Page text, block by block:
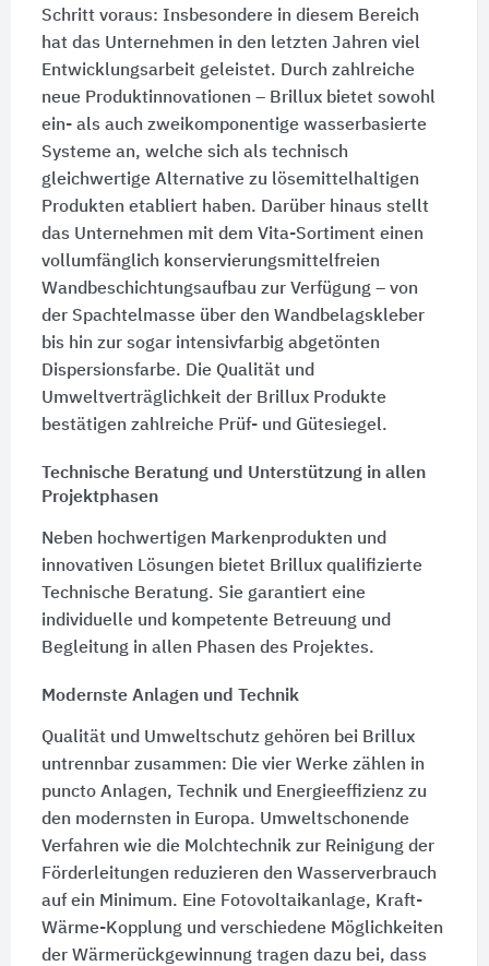
Schritt voraus: Insbesondere in diesem Bereich
hat das Unternehmen in den letzten Jahren viel
Entwicklungsarbeit geleistet. Durch zahlreiche
neue Produktinnovationen – Brillux bietet sowohl
ein- als auch zweikomponentige wasserbasierte
Systeme an, welche sich als technisch
gleichwertige Alternative zu lösemittelhaltigen
Produkten etabliert haben. Darüber hinaus stellt
das Unternehmen mit dem Vita-Sortiment einen
vollumfänglich konservierungsmittelfreien
Wandbeschichtungsaufbau zur Verfügung – von
der Spachtelmasse über den Wandbelagskleber
bis hin zur sogar intensivfarbig abgetönten
Dispersionsfarbe. Die Qualität und
Umweltverträglichkeit der Brillux Produkte
bestätigen zahlreiche Prüf- und Gütesiegel.
Technische Beratung und Unterstützung in allen
Projektphasen
Neben hochwertigen Markenprodukten und
innovativen Lösungen bietet Brillux qualifizierte
Technische Beratung. Sie garantiert eine
individuelle und kompetente Betreuung und
Begleitung in allen Phasen des Projektes.
Modernste Anlagen und Technik
Qualität und Umweltschutz gehören bei Brillux
untrennbar zusammen: Die vier Werke zählen in
puncto Anlagen, Technik und Energieeffizienz zu
den modernsten in Europa. Umweltschonende
Verfahren wie die Molchtechnik zur Reinigung der
Förderleitungen reduzieren den Wasserverbrauch
auf ein Minimum. Eine Fotovoltaikanlage, Kraft-
Wärme-Kopplung und verschiedene Möglichkeiten
der Wärmerückgewinnung tragen dazu bei, dass